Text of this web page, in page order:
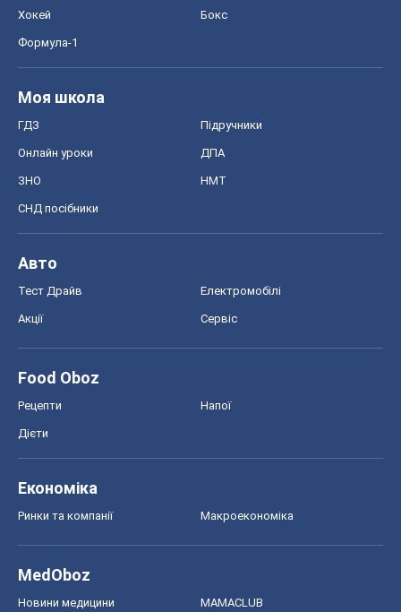
Хокей Бокс
Формула-1
Моя школа
ГДЗ Підручники
Онлайн уроки ДПА
ЗНО НМТ
СНД посібники
Авто
Тест Драйв Електромобілі
Акції Сервіс
Food Oboz
Рецепти Напої
Дієти
Економіка
Ринки та компанії Макроекономіка
MedOboz
Новини медицини MAMACLUB